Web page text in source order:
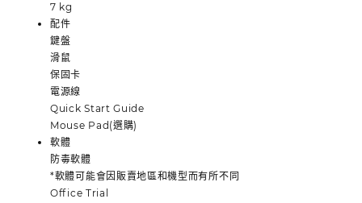
7 kg
配件
鍵盤
滑鼠
保固卡
電源線
Quick Start Guide
Mouse Pad(選購)
軟體
防毒軟體
*軟體可能會因販賣地區和機型而有所不同
Office Trial